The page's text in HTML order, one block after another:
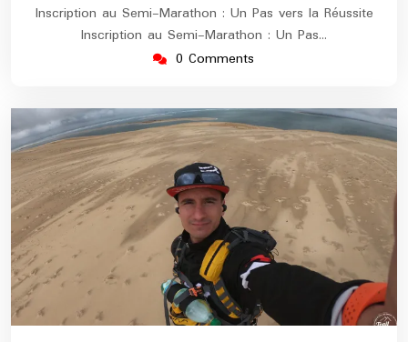
Inscription au Semi-Marathon : Un Pas vers la Réussite
Inscription au Semi-Marathon : Un Pas…
0 Comments